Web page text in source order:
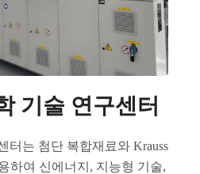
기술 연구센터
터는 첨단 복합재료와 Krauss
하여 신에너지, 지능형 기술,